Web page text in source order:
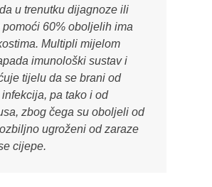
u trenutku dijagnoze ili
pomoći 60% oboljelih ima
Multipli mijelom
imunološki sustav i
tijelu da se brani od
pa tako i od
zbog čega su oboljeli od
ugroženi od zaraze
cijepe.